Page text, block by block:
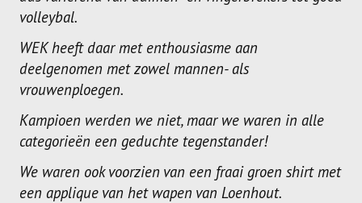
volleybal.
WEK heeft daar met enthousiasme aan
deelgenomen met zowel mannen- als
vrouwenploegen.
Kampioen werden we niet, maar we waren in alle
categorieën een geduchte tegenstander!
We waren ook voorzien van een fraai groen shirt met
een applique van het wapen van Loenhout.